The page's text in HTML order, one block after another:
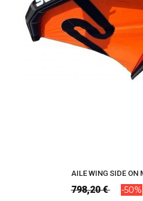
AILE WING SIDE ON
798,20 € -50%